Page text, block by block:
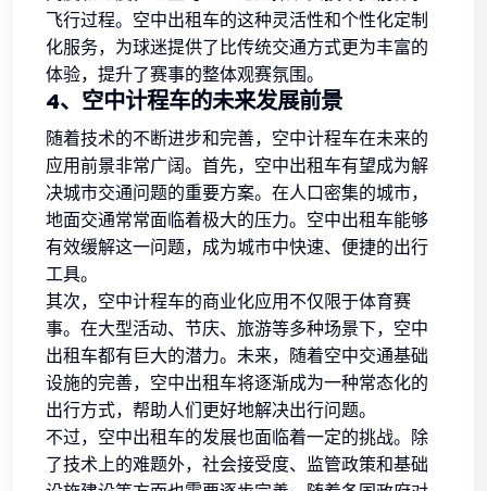
飞行过程。空中出租车的这种灵活性和个性化定制
化服务，为球迷提供了比传统交通方式更为丰富的
体验，提升了赛事的整体观赛氛围。
4、空中计程车的未来发展前景
随着技术的不断进步和完善，空中计程车在未来的
应用前景非常广阔。首先，空中出租车有望成为解
决城市交通问题的重要方案。在人口密集的城市，
地面交通常常面临着极大的压力。空中出租车能够
有效缓解这一问题，成为城市中快速、便捷的出行
工具。
其次，空中计程车的商业化应用不仅限于体育赛
事。在大型活动、节庆、旅游等多种场景下，空中
出租车都有巨大的潜力。未来，随着空中交通基础
设施的完善，空中出租车将逐渐成为一种常态化的
出行方式，帮助人们更好地解决出行问题。
不过，空中出租车的发展也面临着一定的挑战。除
了技术上的难题外，社会接受度、监管政策和基础